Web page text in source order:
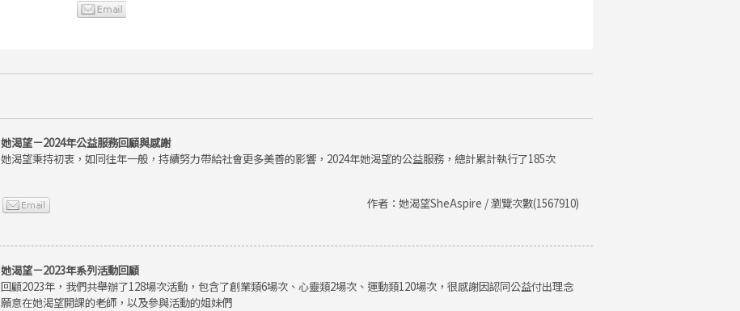
她渴望－2024年公益服務回顧與感謝
她渴望秉持初衷，如同往年一般，持續努力帶給社會更多美善的影響，2024年她渴望的公益服務，總計累計執行了185次
作者：她渴望SheAspire / 瀏覽次數(1567910)
她渴望－2023年系列活動回顧
回顧2023年，我們共舉辦了128場次活動，包含了創業類6場次、心靈類2場次、運動類120場次，很感謝因認同公益付出理念
願意在她渴望開課的老師，以及參與活動的姐妹們